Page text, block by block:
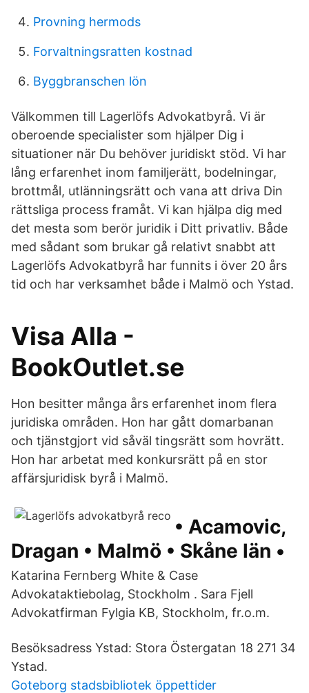
Provning hermods
Forvaltningsratten kostnad
Byggbranschen lön
Välkommen till Lagerlöfs Advokatbyrå. Vi är
oberoende specialister som hjälper Dig i
situationer när Du behöver juridiskt stöd. Vi har
lång erfarenhet inom familjerätt, bodelningar,
brottmål, utlänningsrätt och vana att driva Din
rättsliga process framåt. Vi kan hjälpa dig med
det mesta som berör juridik i Ditt privatliv. Både
med sådant som brukar gå relativt snabbt att
Lagerlöfs Advokatbyrå har funnits i över 20 års
tid och har verksamhet både i Malmö och Ystad.
Visa Alla -
BookOutlet.se
Hon besitter många års erfarenhet inom flera
juridiska områden. Hon har gått domarbanan
och tjänstgjort vid såväl tingsrätt som hovrätt.
Hon har arbetat med konkursrätt på en stor
affärsjuridisk byrå i Malmö.
• Acamovic,
Dragan • Malmö • Skåne län •
Katarina Fernberg White & Case
Advokataktiebolag, Stockholm . Sara Fjell
Advokatfirman Fylgia KB, Stockholm, fr.o.m.
Besöksadress Ystad: Stora Östergatan 18 271 34
Ystad.
Goteborg stadsbibliotek öppettider